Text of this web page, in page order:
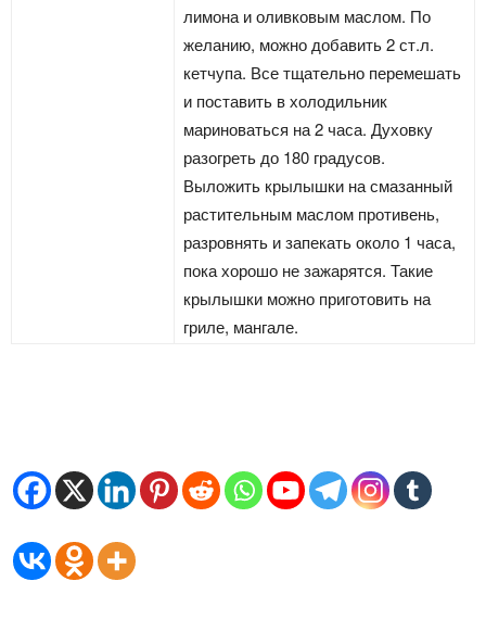
лимона и оливковым маслом. По
желанию, можно добавить 2 ст.л.
кетчупа. Все тщательно перемешать
и поставить в холодильник
мариноваться на 2 часа. Духовку
разогреть до 180 градусов.
Выложить крылышки на смазанный
растительным маслом противень,
разровнять и запекать около 1 часа,
пока хорошо не зажарятся. Такие
крылышки можно приготовить на
гриле, мангале.